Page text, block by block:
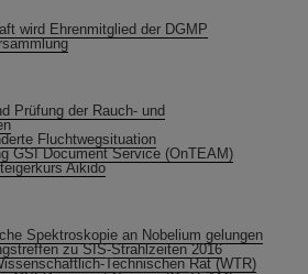
wird Ehrenmitglied der DGMP
Prüfung der Rauch- und
Fluchtwegsituation
GSI Document Service (OnTEAM)
Aikido
Spektroskopie an Nobelium gelungen
zu SIS-Strahlzeiten 2016
Technischen Rat (WTR)